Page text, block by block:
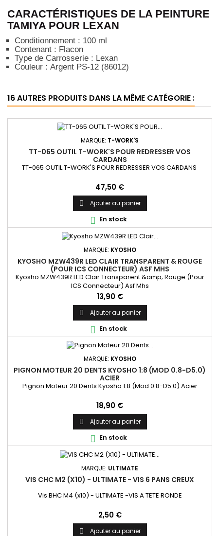
CARACTÉRISTIQUES DE LA PEINTURE
TAMIYA POUR LEXAN
Conditionnement : 100 ml
Contenant : Flacon
Type de Carrosserie : Lexan
Couleur : Argent PS-12 (86012)
16 AUTRES PRODUITS DANS LA MÊME CATÉGORIE :
MARQUE: T-WORK'S
TT-065 OUTIL T-WORK'S POUR REDRESSER VOS
CARDANS
TT-065 OUTIL T-WORK'S POUR REDRESSER VOS CARDANS
Prix
47,50 €
 Ajouter au panier
 En stock
MARQUE: KYOSHO
KYOSHO MZW439R LED CLAIR TRANSPARENT & ROUGE
(POUR ICS CONNECTEUR) ASF MHS
Kyosho MZW439R LED Clair Transparent &amp; Rouge (Pour
ICS Connecteur) Asf Mhs
Prix
13,90 €
 Ajouter au panier
 En stock
MARQUE: KYOSHO
PIGNON MOTEUR 20 DENTS KYOSHO 1:8 (MOD 0.8-D5.0)
ACIER
Pignon Moteur 20 Dents Kyosho 1:8 (Mod 0.8-D5.0) Acier
Prix
18,90 €
 Ajouter au panier
 En stock
MARQUE: ULTIMATE
VIS CHC M2 (X10) - ULTIMATE - VIS 6 PANS CREUX
Vis BHC M4 (x10) - ULTIMATE -VIS A TETE RONDE
Prix
2,50 €
 Ajouter au panier